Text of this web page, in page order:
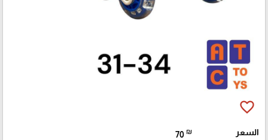
favorite_border
السعر 70 ₪